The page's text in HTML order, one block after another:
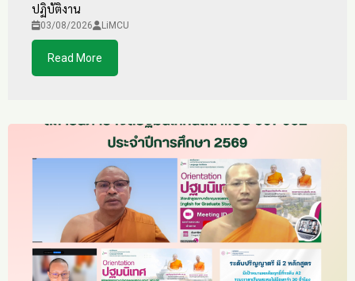
ปฏิบัติงาน
03/08/2026 LiMCU
Read More